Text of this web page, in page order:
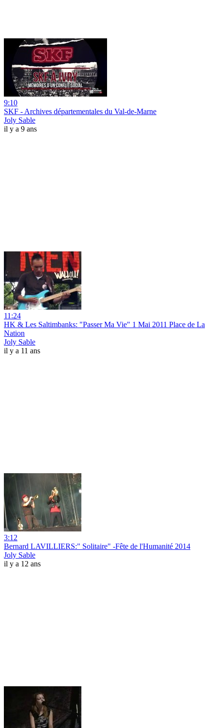
9:10
SKF - Archives départementales du Val-de-Marne
Joly Sable
il y a 9 ans
11:24
HK & Les Saltimbanks: "Passer Ma Vie" 1 Mai 2011 Place de La
Nation
Joly Sable
il y a 11 ans
3:12
Bernard LAVILLIERS:" Solitaire" -Fête de l'Humanité 2014
Joly Sable
il y a 12 ans